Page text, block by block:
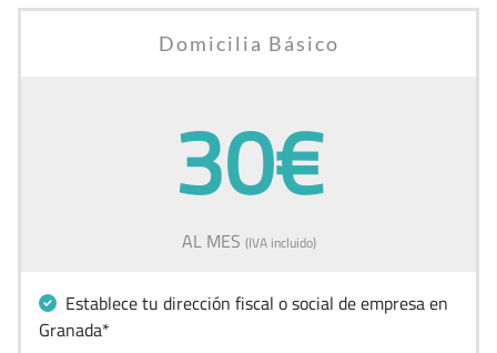
Domicilia Básico
30€
AL MES (IVA incluido)
Establece tu dirección fiscal o social de empresa en
Granada*